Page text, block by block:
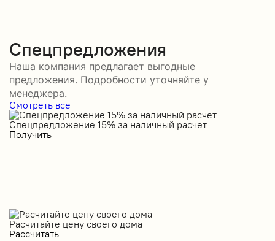
Спецпредложения
Наша компания предлагает выгодные
предложения. Подробности уточняйте у
менеджера.
Смотреть все
Спецпредложение 15% за наличный расчет
Получить
Расчитайте цену своего дома
Рассчитать